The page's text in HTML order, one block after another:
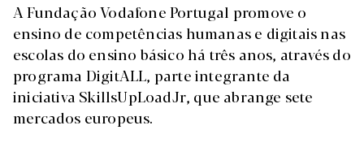
A Fundação Vodafone Portugal promove o
ensino de competências humanas e digitais nas
escolas do ensino básico há três anos, através do
programa DigitALL, parte integrante da
iniciativa SkillsUpLoadJr, que abrange sete
mercados europeus.